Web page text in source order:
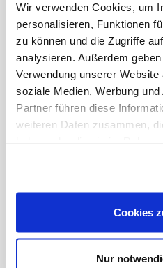
Wir verwenden Cookies, um
personalisieren, Funktionen
zu können und die Zugriffe
analysieren. Außerdem
Verwendung unserer
soziale Medien, Werbung
Partner führen diese
weiteren Daten zusammen,
Cookies
Nur
***Moderne 2-Zimmer-
Sonnenstraße 81 in 40227
Vermietet
34 m²
***GEMÜTLICHE